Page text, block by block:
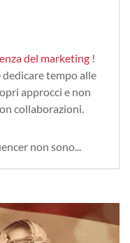
del marketing !
tempo alle
approcci e non
collaborazioni.
non sono...